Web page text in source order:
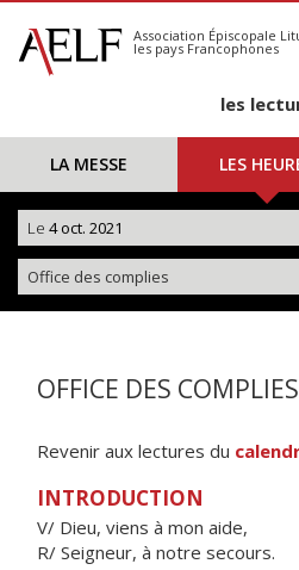
S'abonner
Calendrier
Association Épiscopale
les pays Francophones
les
LA MESSE LES
Le 4 oct. 2021
Office des complies
OFFICE DES COMPLIES
Revenir aux lectures du
INTRODUCTION
V/ Dieu, viens à mon aide,
R/ Seigneur, à notre secours.